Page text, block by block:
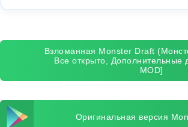
Взломанная Monster Draft
Все открыто, Дополнительные
MOD]
Оригинальная версия